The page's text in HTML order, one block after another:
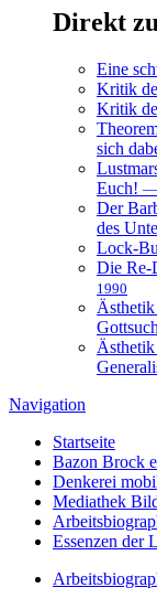
Direkt
Eine
Kritik
Kritik
sich
Euch! —
Der
des
Lock-
Die Re-
1990
Navigation
Startseite
Bazon Brock
Denkerei
Mediathek
Essenzen der